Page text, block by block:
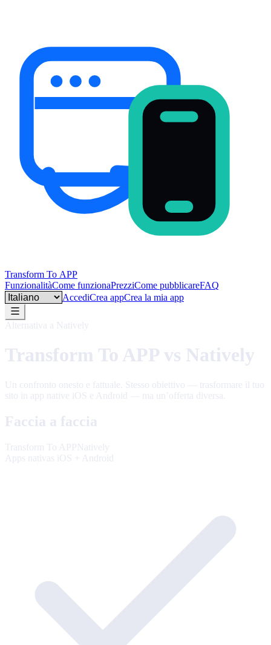
Transform To APP
FunzionalitàCome funzionaPrezziCome pubblicareFAQ
Language
AccediCrea appCrea la mia app
Alternativa a Natively
Transform To APP vs Natively
Un confronto onesto e fattuale. Stesso obiettivo — trasformare il tuo
sito in app native iOS e Android — ma un’offerta diversa.
Faccia a faccia
Transform To APPNatively
Apps nativas iOS + Android